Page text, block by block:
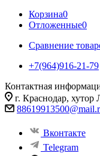
Корзина0
Отложенные0
Сравнение
+7(964)916-21-79
Контактная
г. Краснодар,
Вконтакте
Telegram